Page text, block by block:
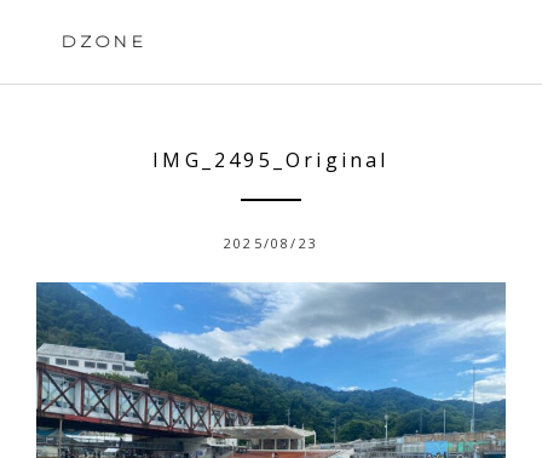
DZONE
IMG_2495_Original
2025/08/23